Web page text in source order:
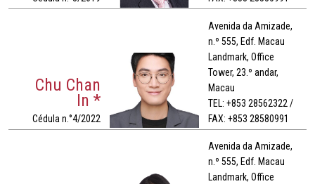
Chu Chan
In *
Cédula n.°4/2022
Avenida da Amizade,
n.º 555, Edf. Macau
Landmark, Office
Tower, 23.º andar,
Macau
TEL: +853 28562322 /
FAX: +853 28580991
Avenida da Amizade,
n.º 555, Edf. Macau
Landmark, Office